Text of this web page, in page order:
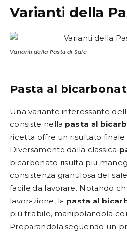
Varianti della
Varianti della Pasta di Sale
Pasta al
Una variante interessante
consiste nella pasta al
ricetta offre un risultato
Diversamente dalla classica
bicarbonato risulta più
consistenza granulosa del
facile da lavorare. Notando
lavorazione, la pasta al
più friabile, manipolandola
Preparandola seguendo un